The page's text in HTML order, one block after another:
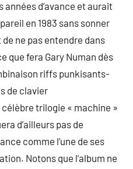
années d’avance et aurait
en 1983 sans sonner
ne pas entendre dans
que fera Gary Numan dès
riffs punkisants-
de clavier
trilogie « machine »
d’ailleurs pas de
comme l’une de ses
Notons que l’album ne